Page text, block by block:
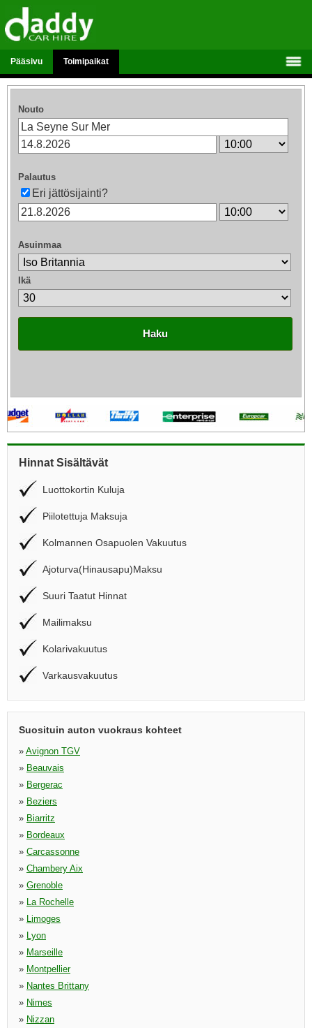
Pääsivu Toimipaikat
Nouto
Palautus
Eri jättösijainti?
Asuinmaa
Ikä
Haku
Hinnat Sisältävät
Luottokortin Kuluja
Piilotettuja Maksuja
Kolmannen Osapuolen Vakuutus
Ajoturva(Hinausapu)Maksu
Suuri Taatut Hinnat
Mailimaksu
Kolarivakuutus
Varkausvakuutus
Suosituin auton vuokraus kohteet
» Avignon TGV
» Beauvais
» Bergerac
» Beziers
» Biarritz
» Bordeaux
» Carcassonne
» Chambery Aix
» Grenoble
» La Rochelle
» Limoges
» Lyon
» Marseille
» Montpellier
» Nantes Brittany
» Nimes
» Nizzan